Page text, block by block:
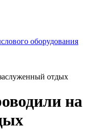
оборудования
отдых
на